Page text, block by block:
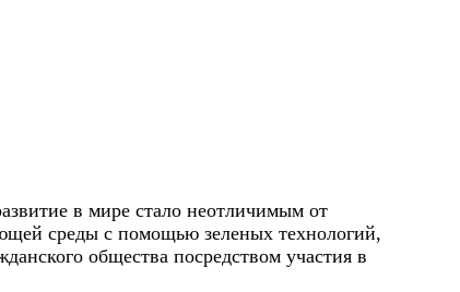
в мире стало неотличимым от
среды с помощью зеленых технологий,
общества посредством участия в